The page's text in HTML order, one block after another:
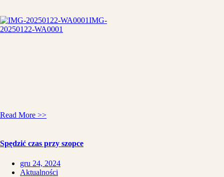
IMG-
20250122-WA0001
Read More >>
Spędzić czas przy szopce
gru 24, 2024
Aktualności